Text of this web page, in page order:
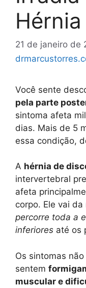
21 de janeiro de
Você sente
pela parte
sintoma afeta
dias. Mais de 5
essa condição,
A hérnia de
intervertebral
afeta
corpo. Ele vai
percorre toda a
inferiores até os
Os sintomas
sentem
muscular e